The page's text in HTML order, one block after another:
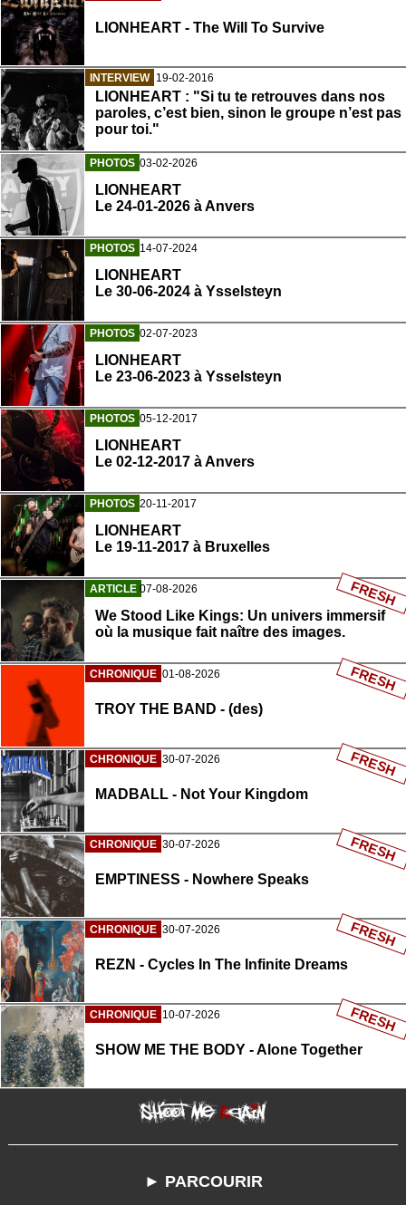
LIONHEART - The Will To Survive
INTERVIEW 19-02-2016
LIONHEART : "Si tu te retrouves dans nos
paroles, c’est bien, sinon le groupe n’est pas
pour toi."
PHOTOS 03-02-2026
LIONHEART
Le 24-01-2026 à Anvers
PHOTOS 14-07-2024
LIONHEART
Le 30-06-2024 à Ysselsteyn
PHOTOS 02-07-2023
LIONHEART
Le 23-06-2023 à Ysselsteyn
PHOTOS 05-12-2017
LIONHEART
Le 02-12-2017 à Anvers
PHOTOS 20-11-2017
LIONHEART
Le 19-11-2017 à Bruxelles
ARTICLE 07-08-2026
We Stood Like Kings: Un univers immersif
où la musique fait naître des images.
FRESH
CHRONIQUE 01-08-2026
TROY THE BAND - (des)
FRESH
CHRONIQUE 30-07-2026
MADBALL - Not Your Kingdom
FRESH
CHRONIQUE 30-07-2026
EMPTINESS - Nowhere Speaks
FRESH
CHRONIQUE 30-07-2026
REZN - Cycles In The Infinite Dreams
FRESH
CHRONIQUE 10-07-2026
SHOW ME THE BODY - Alone Together
FRESH
► PARCOURIR